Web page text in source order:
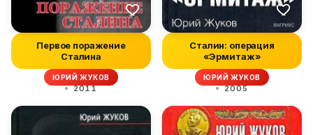
Первое поражение
Сталина
ЮРИЙ ЖУКОВ
2011
Сталин: операция
«Эрмитаж»
ЮРИЙ ЖУКОВ
2005